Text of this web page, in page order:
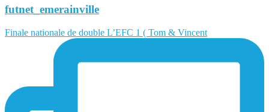
futnet_emerainville
Finale nationale de double L’EFC 1 ( Tom & Vincent